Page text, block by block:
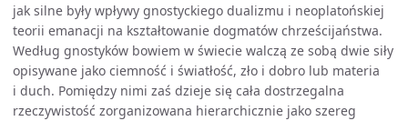
jak silne były wpływy gnostyckiego dualizmu i neoplatońskiej
teorii emanacji na kształtowanie dogmatów chrześcijaństwa.
Według gnostyków bowiem w świecie walczą ze sobą dwie siły
opisywane jako ciemność i światłość, zło i dobro lub materia
i duch. Pomiędzy nimi zaś dzieje się cała dostrzegalna
rzeczywistość zorganizowana hierarchicznie jako szereg